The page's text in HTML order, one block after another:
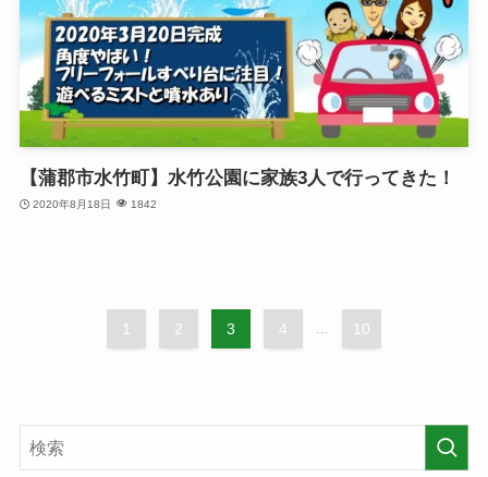
【蒲郡市水竹町】水竹公園に家族3人で行ってきた！
2020年8月18日 1842
1 2 3 4 10